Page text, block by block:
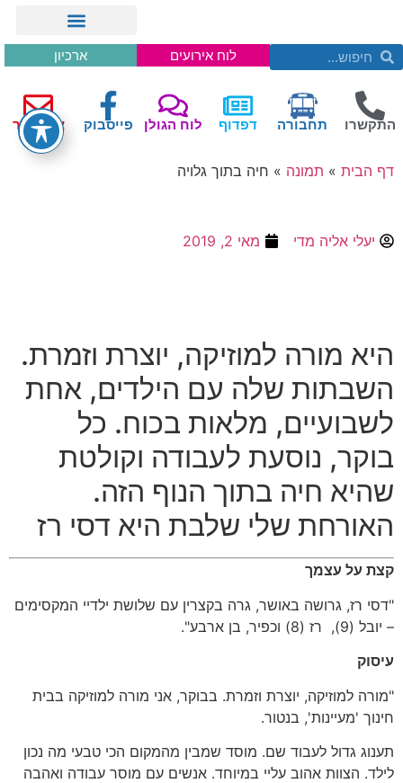
לוח אירועים ארכיון
התקשרו תחבורה דפדוף לוח הגולן פייסבוק צור קשר
דף הבית » תמונה » חיה בתוך גלויה
יעלי אליה מדי מאי 2, 2019
היא מורה למוזיקה, יוצרת וזמרת.
השבתות שלה עם הילדים, אחת
לשבועיים, מלאות בכוח. כל
בוקר, נוסעת לעבודה וקולטת
שהיא חיה בתוך הנוף הזה.
האורחת שלי שלבת היא דסי רז
קצת על עצמך
"דסי רז, גרושה באושר, גרה בקצרין עם שלושת ילדיי המקסימים
– יובל (9), רז (8) וכפיר, בן ארבע".
עיסוק
"מורה למוזיקה, יוצרת וזמרת. בבוקר, אני מורה למוזיקה בבית
חינוך 'מעיינות', בנטור.
תענוג גדול לעבוד שם. מוסד שמבין מהמקום הכי טבעי מה נכון
לילד. הצוות אהוב עליי במיוחד. אנשים עם מוסר עבודה ואהבה